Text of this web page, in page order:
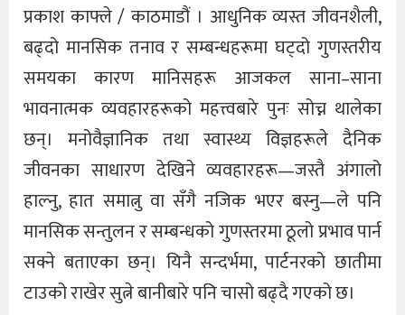
प्रकाश काफ्ले / काठमाडौं । आधुनिक व्यस्त जीवनशैली,
बढ्दो मानसिक तनाव र सम्बन्धहरूमा घट्दो गुणस्तरीय
समयका कारण मानिसहरू आजकल साना–साना
भावनात्मक व्यवहारहरूको महत्त्वबारे पुनः सोच्न थालेका
छन्। मनोवैज्ञानिक तथा स्वास्थ्य विज्ञहरूले दैनिक
जीवनका साधारण देखिने व्यवहारहरू—जस्तै अंगालो
हाल्नु, हात समात्नु वा सँगै नजिक भएर बस्नु—ले पनि
मानसिक सन्तुलन र सम्बन्धको गुणस्तरमा ठूलो प्रभाव पार्न
सक्ने बताएका छन्। यिनै सन्दर्भमा, पार्टनरको छातीमा
टाउको राखेर सुत्ने बानीबारे पनि चासो बढ्दै गएको छ।